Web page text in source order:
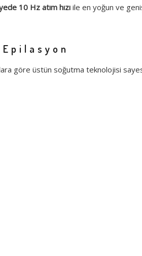
10 Hz atım hızı ile en yoğun ve
göre üstün soğutma teknolojisi